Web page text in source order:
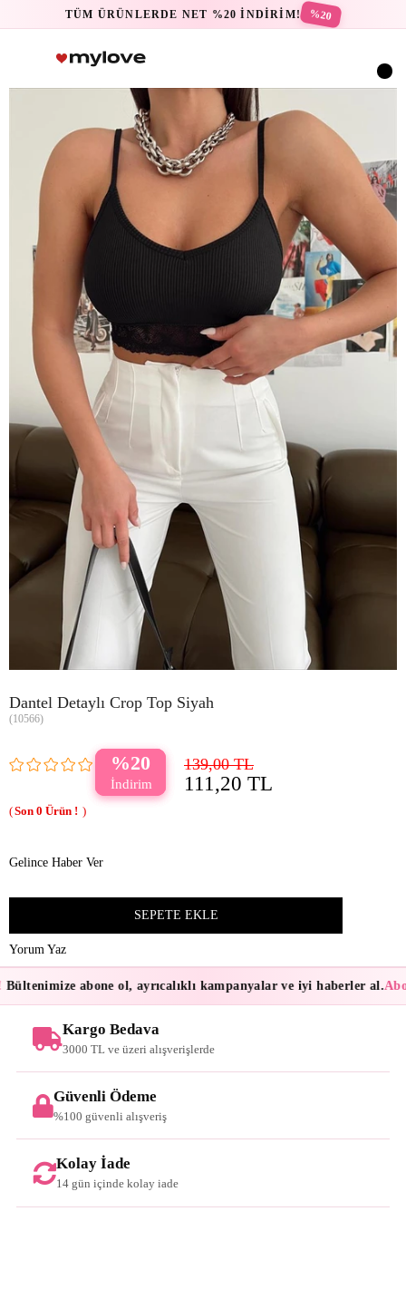
TÜM ÜRÜNLERDE NET %20 İNDİRİM! %20
Dantel Detaylı Crop Top Siyah
(10566)
20 139,00 TL
111,20 TL
0
Gelince Haber Ver
Yorum Yaz
abone ol, ayrıcalıklı kampanyalar ve iyi haberler al.
Kargo Bedava
3000 TL ve üzeri alışverişlerde
Güvenli Ödeme
%100 güvenli alışveriş
Kolay İade
14 gün içinde kolay iade